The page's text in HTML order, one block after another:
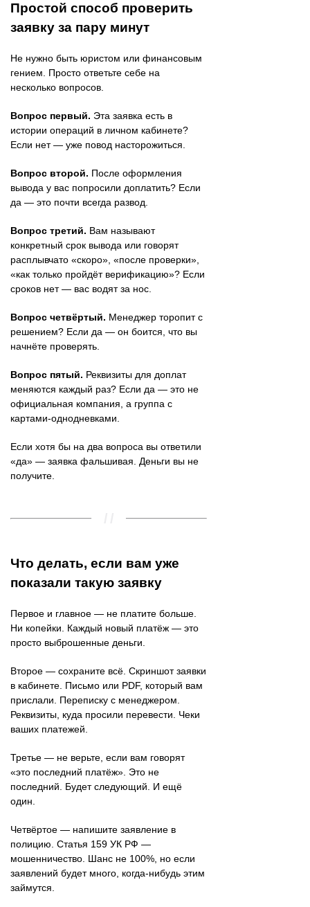
Простой способ проверить
заявку за пару минут
Не нужно быть юристом или финансовым
гением. Просто ответьте себе на
несколько вопросов.
Вопрос первый. Эта заявка есть в
истории операций в личном кабинете?
Если нет — уже повод насторожиться.
Вопрос второй. После оформления
вывода у вас попросили доплатить? Если
да — это почти всегда развод.
Вопрос третий. Вам называют
конкретный срок вывода или говорят
расплывчато «скоро», «после проверки»,
«как только пройдёт верификацию»? Если
сроков нет — вас водят за нос.
Вопрос четвёртый. Менеджер торопит с
решением? Если да — он боится, что вы
начнёте проверять.
Вопрос пятый. Реквизиты для доплат
меняются каждый раз? Если да — это не
официальная компания, а группа с
картами-однодневками.
Если хотя бы на два вопроса вы ответили
«да» — заявка фальшивая. Деньги вы не
получите.
Что делать, если вам уже
показали такую заявку
Первое и главное — не платите больше.
Ни копейки. Каждый новый платёж — это
просто выброшенные деньги.
Второе — сохраните всё. Скриншот заявки
в кабинете. Письмо или PDF, который вам
прислали. Переписку с менеджером.
Реквизиты, куда просили перевести. Чеки
ваших платежей.
Третье — не верьте, если вам говорят
«это последний платёж». Это не
последний. Будет следующий. И ещё
один.
Четвёртое — напишите заявление в
полицию. Статья 159 УК РФ —
мошенничество. Шанс не 100%, но если
заявлений будет много, когда-нибудь этим
займутся.